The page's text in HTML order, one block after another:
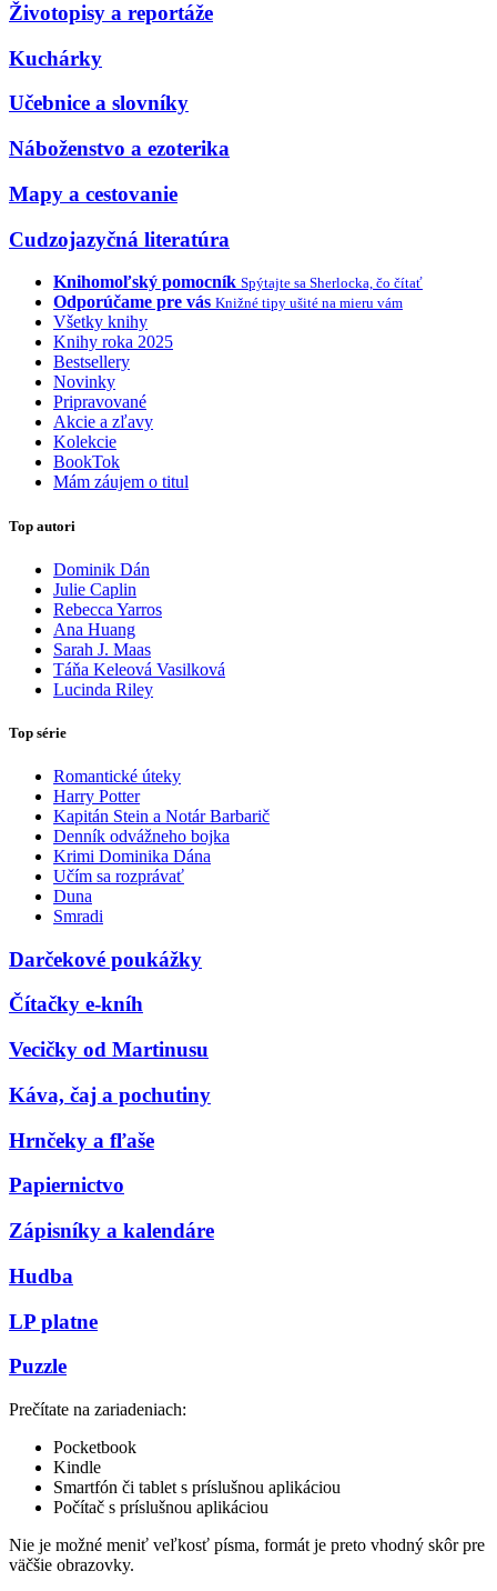
Životopisy a reportáže
Kuchárky
Učebnice a slovníky
Náboženstvo a ezoterika
Mapy a cestovanie
Cudzojazyčná literatúra
Knihomoľský pomocník Spýtajte sa Sherlocka, čo čítať
Odporúčame pre vás Knižné tipy ušité na mieru vám
Všetky knihy
Knihy roka 2025
Bestsellery
Novinky
Pripravované
Akcie a zľavy
Kolekcie
BookTok
Mám záujem o titul
Top autori
Dominik Dán
Julie Caplin
Rebecca Yarros
Ana Huang
Sarah J. Maas
Táňa Keleová Vasilková
Lucinda Riley
Top série
Romantické úteky
Harry Potter
Kapitán Stein a Notár Barbarič
Denník odvážneho bojka
Krimi Dominika Dána
Učím sa rozprávať
Duna
Smradi
Darčekové poukážky
Čítačky e-kníh
Vecičky od Martinusu
Káva, čaj a pochutiny
Hrnčeky a fľaše
Papiernictvo
Zápisníky a kalendáre
Hudba
LP platne
Puzzle
Prečítate na zariadeniach:
Pocketbook
Kindle
Smartfón či tablet s príslušnou aplikáciou
Počítač s príslušnou aplikáciou
Nie je možné meniť veľkosť písma, formát je preto vhodný skôr pre
väčšie obrazovky.